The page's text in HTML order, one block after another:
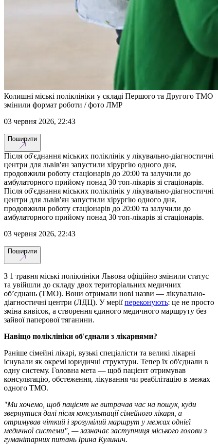
Колишні міські поліклініки у складі Першого та Другого ТМО
змінили формат роботи / фото ЛМР
03 червня 2026, 22:43
Поширити
Після об'єднання міських поліклінік у лікувально-діагностичні
центри для львів'ян запустили хірургію одного дня,
продовжили роботу стаціонарів до 20:00 та залучили до
амбулаторного прийому понад 30 топ-лікарів зі стаціонарів.
Після об'єднання міських поліклінік у лікувально-діагностичні
центри для львів'ян запустили хірургію одного дня,
продовжили роботу стаціонарів до 20:00 та залучили до
амбулаторного прийому понад 30 топ-лікарів зі стаціонарів.
03 червня 2026, 22:43
Поширити
З 1 травня міські поліклініки Львова офіційно змінили статус
та увійшли до складу двох територіальних медичних
об’єднань (ТМО). Вони отримали нові назви — лікувально-
діагностичні центри (ЛДЦ). У меріїпереконують: це не просто
зміна вивісок, а створення єдиного медичного маршруту без
зайвої паперової тяганини.
Навіщо поліклініки об'єднали з лікарнями?
Раніше сімейні лікарі, вузькі спеціалісти та великі лікарні
існували як окремі юридичні структури. Тепер їх об'єднали в
одну систему. Головна мета — щоб пацієнт отримував
консультацію, обстеження, лікування чи реабілітацію в межах
одного ТМО.
"Ми хочемо, щоб пацієнт не витрачав час на пошук, куди
звернутися далі після консультації сімейного лікаря, а
отримував чіткий і зрозумілий маршрут у межах однієї
медичної системи", — зазначає заступниця міського голови з
гуманітарних питань Ірина Кулинич.